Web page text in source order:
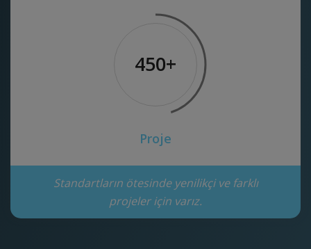
450+
Proje
Standartların ötesinde yenilikçi ve farklı
projeler için varız.